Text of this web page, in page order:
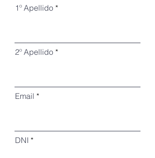
1º Apellido
2º Apellido
Email
DNI